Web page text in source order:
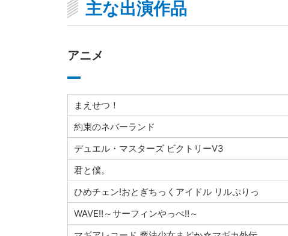
主な出演作品
アニメ
まえせつ！
約束のネバーランド
デュエル・マスターズ ビクトリーV3
君と僕。
ひめチェン!おとぎちっくアイドル リルぷりっ
WAVE!!～サーフィンやっぺ!!～